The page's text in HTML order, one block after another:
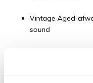
Vintage
sound
Deze Richwood